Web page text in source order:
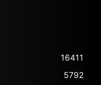
16411
5792